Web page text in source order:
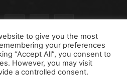
สงวนลิขสิทธิ์
to give you the most
your preferences
“Accept All”, you consent to
However, you may visit
a controlled consent.